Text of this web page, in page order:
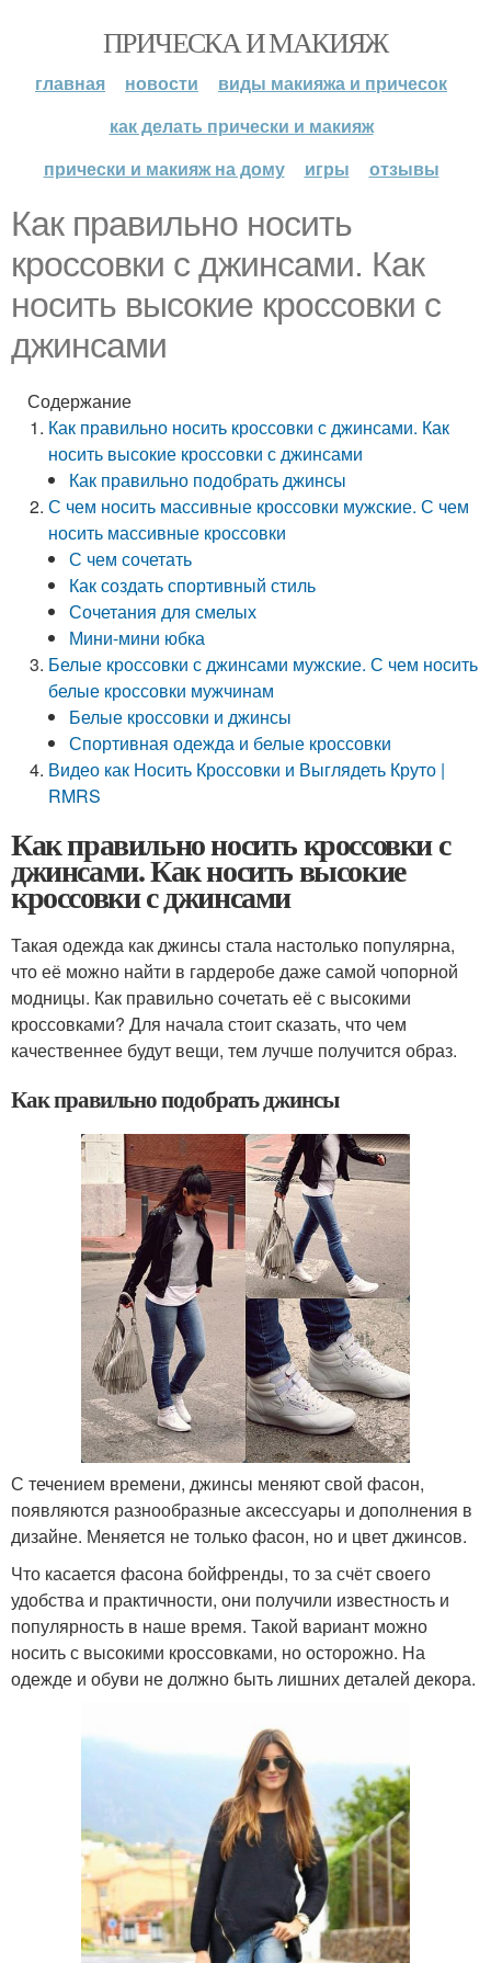
ПРИЧЕСКА И МАКИЯЖ
главная новости
виды макияжа и причесок
как делать прически и макияж
прически и макияж на дому
игры отзывы
Как правильно носить
кроссовки с джинсами. Как
носить высокие кроссовки с
джинсами
Содержание
Как правильно носить кроссовки с джинсами. Как
носить высокие кроссовки с джинсами
Как правильно подобрать джинсы
С чем носить массивные кроссовки мужские. С чем
носить массивные кроссовки
С чем сочетать
Как создать спортивный стиль
Сочетания для смелых
Мини-мини юбка
Белые кроссовки с джинсами мужские. С чем носить
белые кроссовки мужчинам
Белые кроссовки и джинсы
Спортивная одежда и белые кроссовки
Видео как Носить Кроссовки и Выглядеть Круто |
RMRS
Как правильно носить кроссовки с
джинсами. Как носить высокие
кроссовки с джинсами
Такая одежда как джинсы стала настолько популярна,
что её можно найти в гардеробе даже самой чопорной
модницы. Как правильно сочетать её с высокими
кроссовками? Для начала стоит сказать, что чем
качественнее будут вещи, тем лучше получится образ.
Как правильно подобрать джинсы
С течением времени, джинсы меняют свой фасон,
появляются разнообразные аксессуары и дополнения в
дизайне. Меняется не только фасон, но и цвет джинсов.
Что касается фасона бойфренды, то за счёт своего
удобства и практичности, они получили известность и
популярность в наше время. Такой вариант можно
носить с высокими кроссовками, но осторожно. На
одежде и обуви не должно быть лишних деталей декора.